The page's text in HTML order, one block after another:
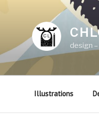
design
Illustrations